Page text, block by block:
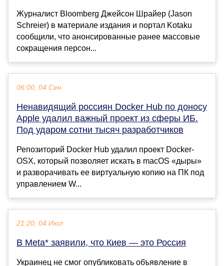
Журналист Bloomberg Джейсон Шрайер (Jason
Schreier) в материале издания и портал Kotaku
сообщили, что анонсированные ранее массовые
сокращения персон...
06:00, 04 Сен
Ненавидящий россиян Docker Hub по доносу
Apple удалил важный проект из сферы ИБ.
Под ударом сотни тысяч разработчиков
Репозиторий Docker Hub удалил проект Docker-
OSX, который позволяет искать в macOS «дыры»
и разворачивать ее виртуальную копию на ПК под
управлением W...
21:20, 04 Июл
В Meta* заявили, что Киев — это Россия
Украинец не смог опубликовать объявление в